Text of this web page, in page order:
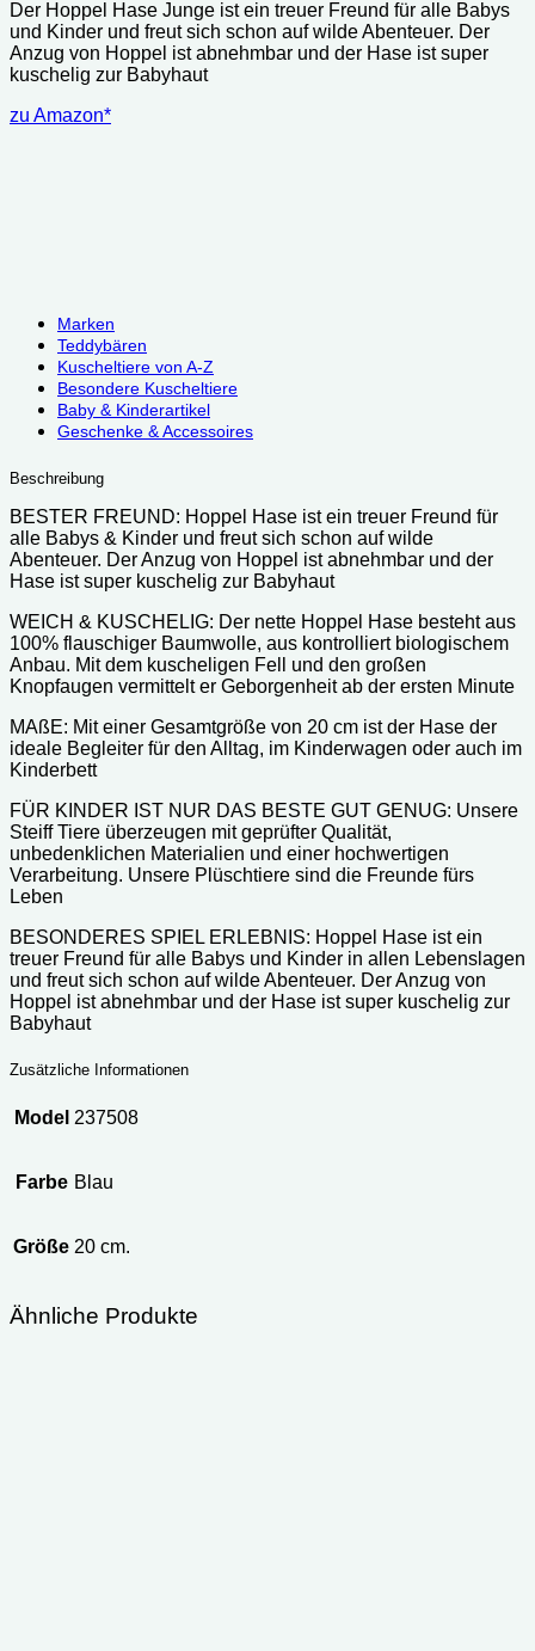
war:
42.90 €
ist:
40.01 €.
Der Hoppel Hase Junge ist ein treuer Freund für alle Babys
und Kinder und freut sich schon auf wilde Abenteuer. Der
Anzug von Hoppel ist abnehmbar und der Hase ist super
kuschelig zur Babyhaut
zu Amazon*
Marken
Teddybären
Kuscheltiere von A-Z
Besondere Kuscheltiere
Baby & Kinderartikel
Geschenke & Accessoires
Beschreibung
BESTER FREUND: Hoppel Hase ist ein treuer Freund für
alle Babys & Kinder und freut sich schon auf wilde
Abenteuer. Der Anzug von Hoppel ist abnehmbar und der
Hase ist super kuschelig zur Babyhaut
WEICH & KUSCHELIG: Der nette Hoppel Hase besteht aus
100% flauschiger Baumwolle, aus kontrolliert biologischem
Anbau. Mit dem kuscheligen Fell und den großen
Knopfaugen vermittelt er Geborgenheit ab der ersten Minute
MAßE: Mit einer Gesamtgröße von 20 cm ist der Hase der
ideale Begleiter für den Alltag, im Kinderwagen oder auch im
Kinderbett
FÜR KINDER IST NUR DAS BESTE GUT GENUG: Unsere
Steiff Tiere überzeugen mit geprüfter Qualität,
unbedenklichen Materialien und einer hochwertigen
Verarbeitung. Unsere Plüschtiere sind die Freunde fürs
Leben
BESONDERES SPIEL ERLEBNIS: Hoppel Hase ist ein
treuer Freund für alle Babys und Kinder in allen Lebenslagen
und freut sich schon auf wilde Abenteuer. Der Anzug von
Hoppel ist abnehmbar und der Hase ist super kuschelig zur
Babyhaut
Zusätzliche Informationen
Model 237508
Farbe Blau
Größe 20 cm.
Ähnliche Produkte